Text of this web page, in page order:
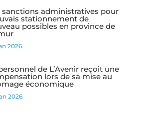
sanctions administratives pour
stationnement de
possibles en province de
2026
de L’Avenir reçoit une
lors de sa mise au
économique
2026